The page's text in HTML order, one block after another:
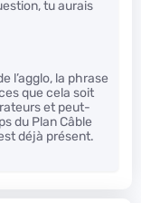
tu aurais
l’agglo, la phrase
que cela soit
et peut-
du Plan Câble
déjà présent.